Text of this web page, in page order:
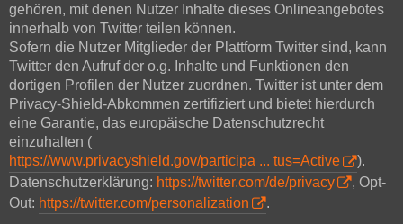
gehören, mit denen Nutzer Inhalte dieses Onlineangebotes
innerhalb von Twitter teilen können.
Sofern die Nutzer Mitglieder der Plattform Twitter sind, kann
Twitter den Aufruf der o.g. Inhalte und Funktionen den
dortigen Profilen der Nutzer zuordnen. Twitter ist unter dem
Privacy-Shield-Abkommen zertifiziert und bietet hierdurch
eine Garantie, das europäische Datenschutzrecht
einzuhalten (
https://www.privacyshield.gov/participa ... tus=Active
).
Datenschutzerklärung: https://twitter.com/de/privacy
, Opt-
Out: https://twitter.com/personalization .